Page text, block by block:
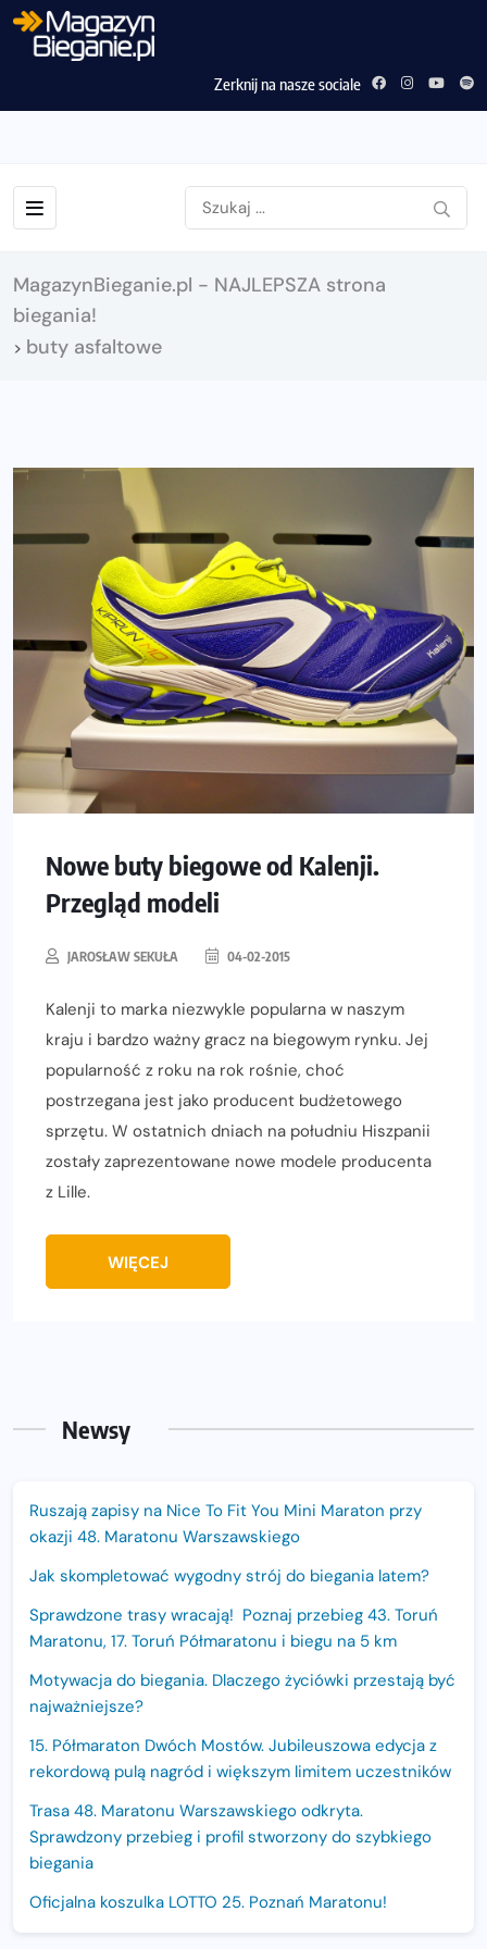
Zerknij na nasze sociale
MagazynBieganie.pl - NAJLEPSZA strona
biegania!
> buty asfaltowe
Nowe buty biegowe od Kalenji.
Przegląd modeli
JAROSŁAW SEKUŁA 04-02-2015
Kalenji to marka niezwykle popularna w naszym
kraju i bardzo ważny gracz na biegowym rynku. Jej
popularność z roku na rok rośnie, choć
postrzegana jest jako producent budżetowego
sprzętu. W ostatnich dniach na południu Hiszpanii
zostały zaprezentowane nowe modele producenta
z Lille.
WIĘCEJ
Newsy
Ruszają zapisy na Nice To Fit You Mini Maraton przy
okazji 48. Maratonu Warszawskiego
Jak skompletować wygodny strój do biegania latem?
Sprawdzone trasy wracają! Poznaj przebieg 43. Toruń
Maratonu, 17. Toruń Półmaratonu i biegu na 5 km
Motywacja do biegania. Dlaczego życiówki przestają być
najważniejsze?
15. Półmaraton Dwóch Mostów. Jubileuszowa edycja z
rekordową pulą nagród i większym limitem uczestników
Trasa 48. Maratonu Warszawskiego odkryta.
Sprawdzony przebieg i profil stworzony do szybkiego
biegania
Oficjalna koszulka LOTTO 25. Poznań Maratonu!